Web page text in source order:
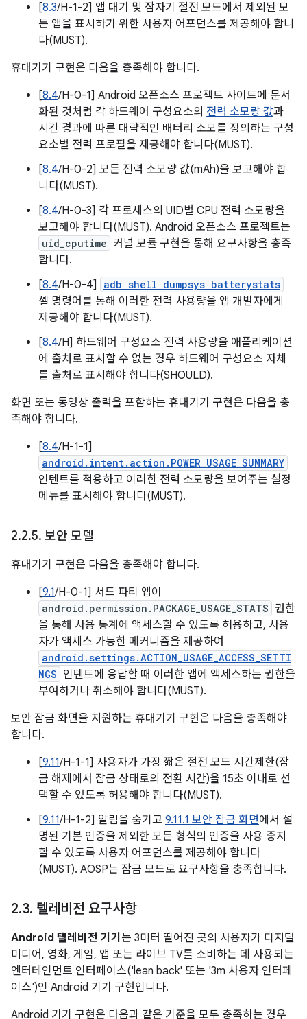
[8.3/H-1-2] 앱 대기 및 잠자기 절전 모드에서 제외된 모
든 앱을 표시하기 위한 사용자 어포던스를 제공해야 합니
다(MUST).
휴대기기 구현은 다음을 충족해야 합니다.
[8.4/H-0-1] Android 오픈소스 프로젝트 사이트에 문서
화된 것처럼 각 하드웨어 구성요소의 전력 소모량 값과
시간 경과에 따른 대략적인 배터리 소모를 정의하는 구성
요소별 전력 프로필을 제공해야 합니다(MUST).
[8.4/H-0-2] 모든 전력 소모량 값(mAh)을 보고해야 합
니다(MUST).
[8.4/H-0-3] 각 프로세스의 UID별 CPU 전력 소모량을
보고해야 합니다(MUST). Android 오픈소스 프로젝트는
uid_cputime 커널 모듈 구현을 통해 요구사항을 충족
합니다.
[8.4/H-0-4] adb shell dumpsys batterystats
셸 명령어를 통해 이러한 전력 사용량을 앱 개발자에게
제공해야 합니다(MUST).
[8.4/H] 하드웨어 구성요소 전력 사용량을 애플리케이션
에 출처로 표시할 수 없는 경우 하드웨어 구성요소 자체
를 출처로 표시해야 합니다(SHOULD).
화면 또는 동영상 출력을 포함하는 휴대기기 구현은 다음을 충
족해야 합니다.
[8.4/H-1-1]
android.intent.action.POWER_USAGE_SUMMARY
인텐트를 적용하고 이러한 전력 소모량을 보여주는 설정
메뉴를 표시해야 합니다(MUST).
2.2.5. 보안 모델
휴대기기 구현은 다음을 충족해야 합니다.
[9.1/H-0-1] 서드 파티 앱이
android.permission.PACKAGE_USAGE_STATS 권한
을 통해 사용 통계에 액세스할 수 있도록 허용하고, 사용
자가 액세스 가능한 메커니즘을 제공하여
android.settings.ACTION_USAGE_ACCESS_SETTI
NGS 인텐트에 응답할 때 이러한 앱에 액세스하는 권한을
부여하거나 취소해야 합니다(MUST).
보안 잠금 화면을 지원하는 휴대기기 구현은 다음을 충족해야
합니다.
[9.11/H-1-1] 사용자가 가장 짧은 절전 모드 시간제한(잠
금 해제에서 잠금 상태로의 전환 시간)을 15초 이내로 선
택할 수 있도록 허용해야 합니다(MUST).
[9.11/H-1-2] 알림을 숨기고 9.11.1 보안 잠금 화면에서 설
명된 기본 인증을 제외한 모든 형식의 인증을 사용 중지
할 수 있도록 사용자 어포던스를 제공해야 합니다
(MUST). AOSP는 잠금 모드로 요구사항을 충족합니다.
2.3. 텔레비전 요구사항
Android 텔레비전 기기 는 3미터 떨어진 곳의 사용자가 디지털
미디어, 영화, 게임, 앱 또는 라이브 TV를 소비하는 데 사용되는
엔터테인먼트 인터페이스('lean back' 또는 '3m 사용자 인터페
이스')인 Android 기기 구현입니다.
Android 기기 구현은 다음과 같은 기준을 모두 충족하는 경우